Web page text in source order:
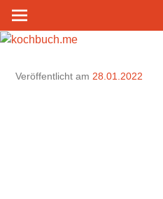
Zum
Inhalt
springen
Veröffentlicht am 28.01.2022